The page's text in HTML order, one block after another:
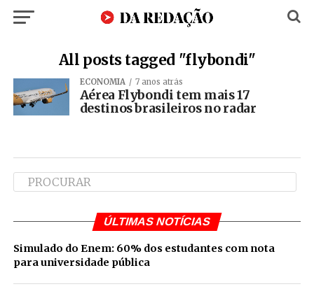
All posts tagged "flybondi"
ECONOMIA 7 anos atrás
Aérea Flybondi tem mais 17
destinos brasileiros no radar
ÚLTIMAS NOTÍCIAS
Simulado do Enem: 60% dos estudantes com nota
para universidade pública